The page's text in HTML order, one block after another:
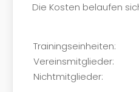
Die Kosten belaufen
Trainingseinheiten:
Vereinsmitglieder:
Nichtmitglieder: